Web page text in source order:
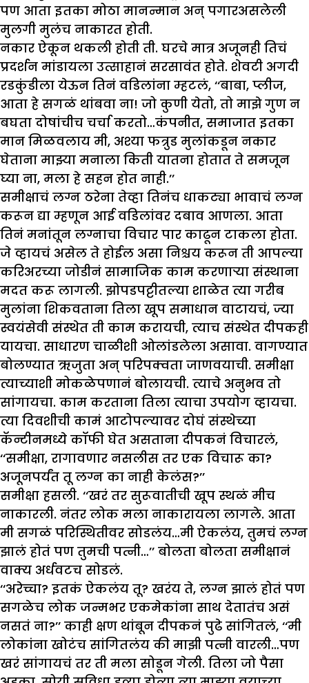
पण आता इतका मोठा मानन्मान अन् पगारअसलेली
मुलगी मुलंच नाकारत होती.
नकार ऐकून थकली होती ती. घरचे मात्र अजूनही तिचं
प्रदर्शन मांडायला उत्साहानं सरसावंत होते. शेवटी अगदी
रडकुंडीला येऊन तिनं वडिलांना म्हटलं, ‘‘बाबा, प्लीज,
आता हे सगळं थांबवा ना! जो कुणी येतो, तो माझे गुण न
बघता दोषांचीच चर्चा करतो…कंपनीत, समाजात इतका
मान मिळवलाय मी, अश्या फत्रुड मुलांकडून नकार
घेताना माझ्या मनाला किती यातना होतात ते समजून
घ्या ना, मला हे सहन होत नाही.’’
समीक्षाचं लग्न ठरेना तेव्हा तिनंच धाकट्या भावाचं लग्न
करून द्या म्हणून आई वडिलांवर दबाव आणला. आता
तिनं मनांतून लग्नाचा विचार पार काढून टाकला होता.
जे व्हायचं असेल ते होईल असा निश्चय करून ती आपल्या
करिअरच्या जोडीनं सामाजिक काम करणाऱ्या संस्थाना
मदत करू लागली. झोपडपट्टीतल्या शाळेत त्या गरीब
मुलांना शिकवताना तिला खूप समाधान वाटायचं, ज्या
स्वयंसेवी संस्थेत ती काम करायची, त्याच संस्थेत दीपकही
यायचा. साधारण चाळीशी ओलांडलेला असावा. वागण्यात
बोलण्यात ऋजुता अन् परिपक्वता जाणवयाची. समीक्षा
त्याच्याशी मोकळेपणानं बोलायची. त्याचे अनुभव तो
सांगायचा. काम करताना तिला त्याचा उपयोग व्हायचा.
त्या दिवशीची कामं आटोपल्यावर दोघं संस्थेच्या
कॅन्टीनमध्ये कॉफी घेत असताना दीपकनं विचारलं,
‘‘समीक्षा, रागावणार नसलीस तर एक विचारू का?
अजूनपर्यंत तू लग्न का नाही केलंस?’’
समीक्षा हसली. ‘‘खरं तर सुरूवातीची खूप स्थळं मीच
नाकारली. नंतर लोक मला नाकारायला लागले. आता
मी सगळं परिस्थितीवर सोडलंय…मी ऐकलंय, तुमचं लग्न
झालं होतं पण तुमची पत्नी…’’ बोलता बोलता समीक्षानं
वाक्य अर्धवटच सोडलं.
‘‘अरेच्चा? इतकं ऐकलंय तू? खरंय ते, लग्न झालं होतं पण
सगळेच लोक जन्मभर एकमेकांना साथ देतातंच असं
नसतं ना?’’ काही क्षण थांबून दीपकनं पुढे सांगितलं, ‘‘मी
लोकांना खोटंच सांगितलंय की माझी पत्नी वारली…पण
खरं सांगायचं तर ती मला सोडून गेली. तिला जो पैसा